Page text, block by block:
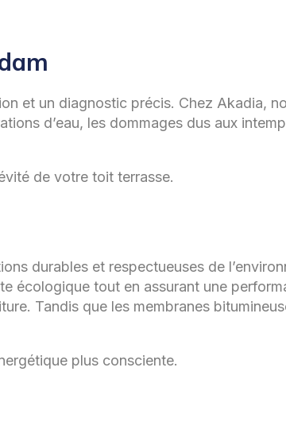
et un diagnostic précis. Chez Akadia,
d’eau, les dommages dus aux
de votre toit terrasse.
durables et respectueuses de
écologique tout en assurant une
Tandis que les membranes
plus consciente.